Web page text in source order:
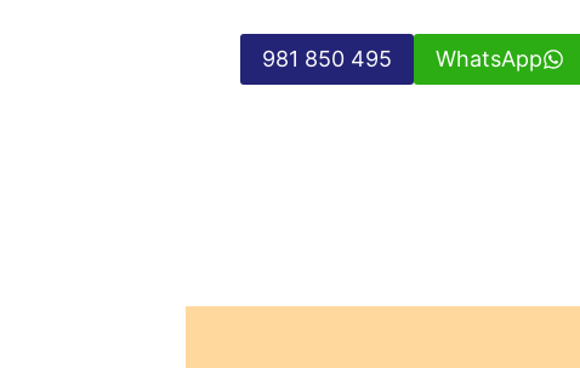
981 850 495 WhatsApp